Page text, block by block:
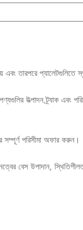
তারপরে প্যালেটগুলিতে
উত্পাদন ট্র্যাক এবং
সম্পূর্ণ পরিসীমা অফার করুন।
বেস উপাদান,